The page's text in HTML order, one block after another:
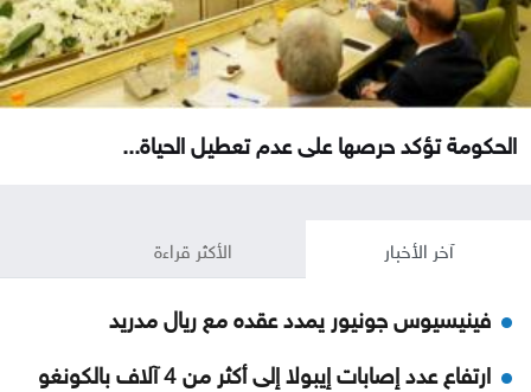
الحكومة تؤكد حرصها على عدم تعطيل الحياة...
آخر الأخبار الأكثر قراءة
فينيسيوس جونيور يمدد عقده مع ريال مدريد
ارتفاع عدد إصابات إيبولا إلى أكثر من 4 آلاف بالكونغو